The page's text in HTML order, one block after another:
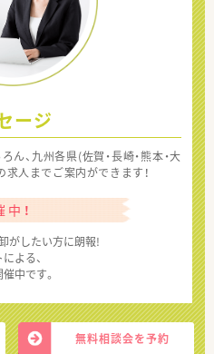
ージ
、九州各県(佐賀・長崎・熊本・大
求人までご案内ができます！
！
がしたい方に朗報!
よる、
中です。
無料相談会を予約